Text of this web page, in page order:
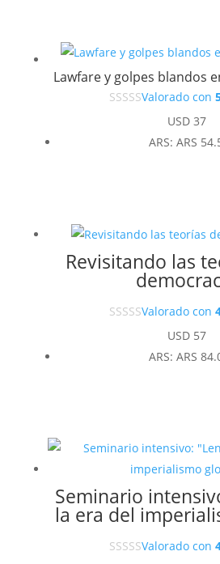
Lawfare y golpes blandos
Valorado con
USD37
ARS: ARS
Revisitando las
Valorado con
USD57
ARS: ARS
Seminario
la era del
Valorado con